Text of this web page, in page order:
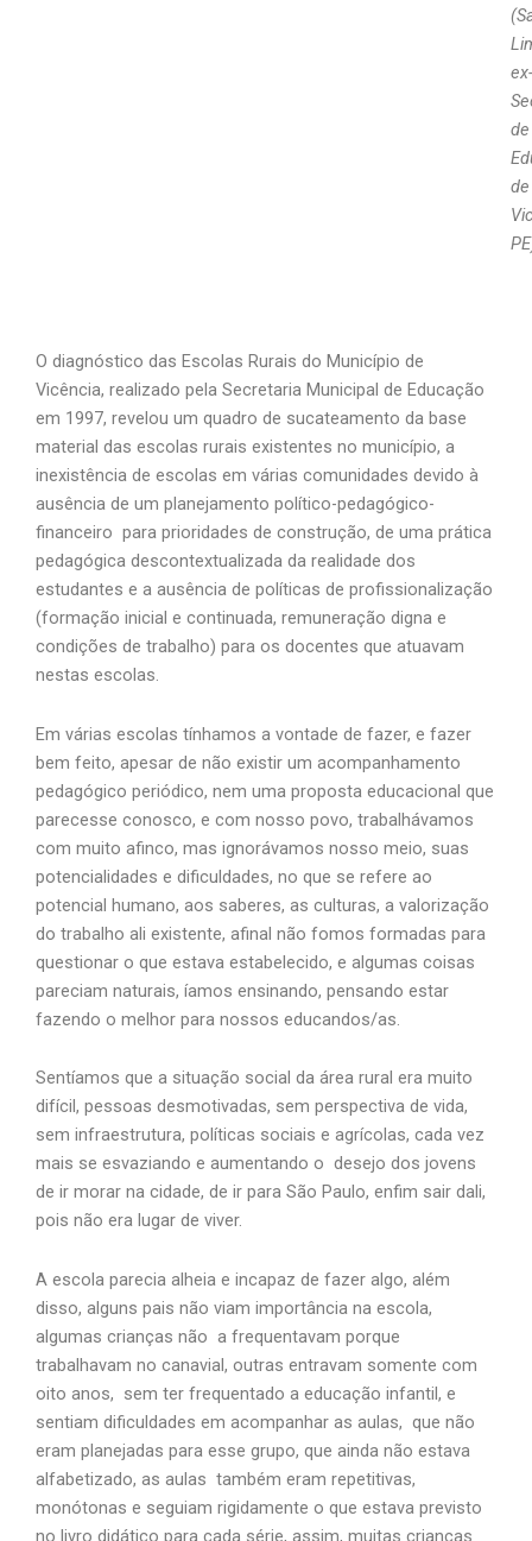
ex-
de
de
O diagnóstico das Escolas Rurais do Município de
Vicência, realizado pela Secretaria Municipal de Educação
em 1997, revelou um quadro de sucateamento da base
material das escolas rurais existentes no município, a
inexistência de escolas em várias comunidades devido à
ausência de um planejamento político-pedagógico-
financeiro para prioridades de construção, de uma prática
pedagógica descontextualizada da realidade dos
estudantes e a ausência de políticas de profissionalização
(formação inicial e continuada, remuneração digna e
condições de trabalho) para os docentes que atuavam
nestas escolas.
Em várias escolas tínhamos a vontade de fazer, e fazer
bem feito, apesar de não existir um acompanhamento
pedagógico periódico, nem uma proposta educacional que
parecesse conosco, e com nosso povo, trabalhávamos
com muito afinco, mas ignorávamos nosso meio, suas
potencialidades e dificuldades, no que se refere ao
potencial humano, aos saberes, as culturas, a valorização
do trabalho ali existente, afinal não fomos formadas para
questionar o que estava estabelecido, e algumas coisas
pareciam naturais, íamos ensinando, pensando estar
fazendo o melhor para nossos educandos/as.
Sentíamos que a situação social da área rural era muito
difícil, pessoas desmotivadas, sem perspectiva de vida,
sem infraestrutura, políticas sociais e agrícolas, cada vez
mais se esvaziando e aumentando o desejo dos jovens
de ir morar na cidade, de ir para São Paulo, enfim sair dali,
pois não era lugar de viver.
A escola parecia alheia e incapaz de fazer algo, além
disso, alguns pais não viam importância na escola,
algumas crianças não a frequentavam porque
trabalhavam no canavial, outras entravam somente com
oito anos, sem ter frequentado a educação infantil, e
sentiam dificuldades em acompanhar as aulas, que não
eram planejadas para esse grupo, que ainda não estava
alfabetizado, as aulas também eram repetitivas,
monótonas e seguiam rigidamente o que estava previsto
no livro didático para cada série, assim, muitas crianças